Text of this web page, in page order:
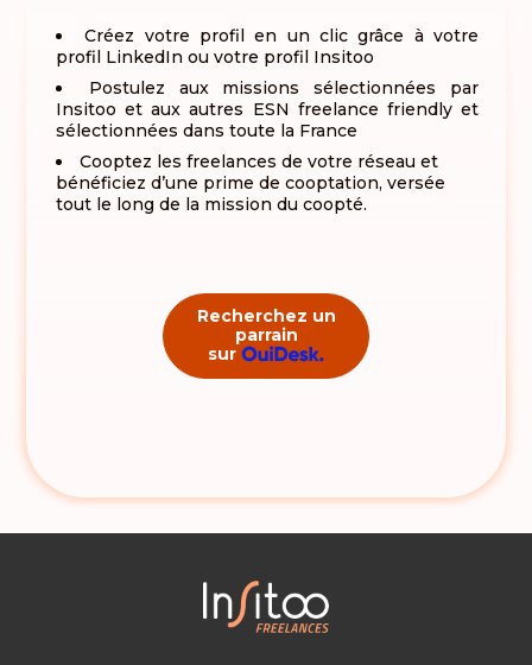
Créez votre profil en un clic grâce à votre
profil LinkedIn ou votre profil Insitoo
Postulez aux missions sélectionnées par
Insitoo et aux autres ESN freelance friendly et
sélectionnées dans toute la France
Cooptez les freelances de votre réseau et
bénéficiez d’une prime de cooptation, versée
tout le long de la mission du coopté.
Recherchez un
parrain
sur